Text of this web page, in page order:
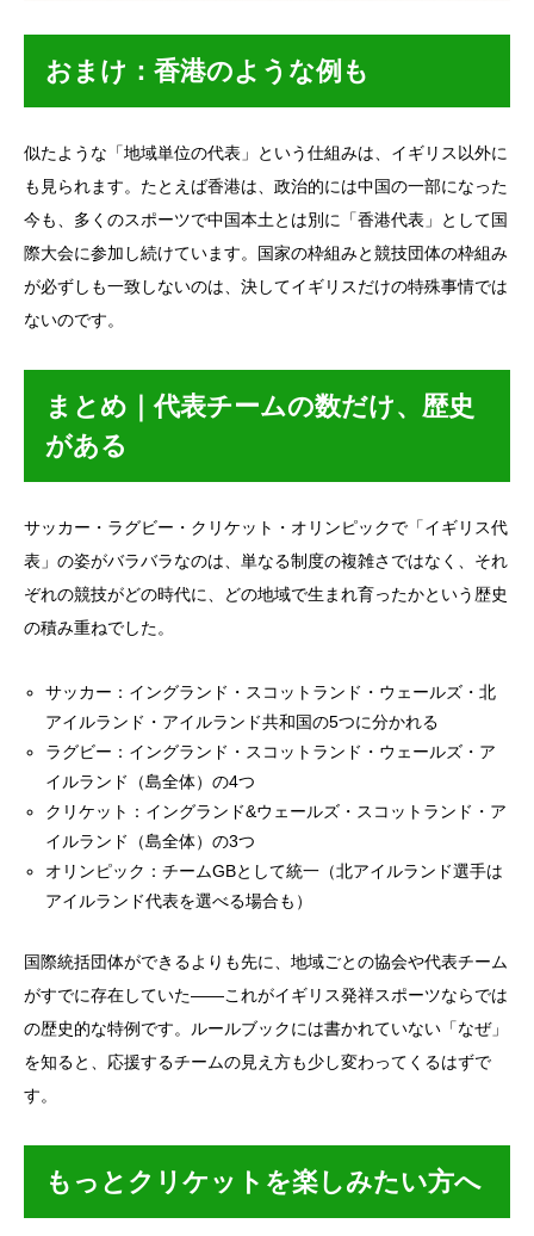
おまけ：香港のような例も
似たような「地域単位の代表」という仕組みは、イギリス以外に
も見られます。たとえば香港は、政治的には中国の一部になった
今も、多くのスポーツで中国本土とは別に「香港代表」として国
際大会に参加し続けています。国家の枠組みと競技団体の枠組み
が必ずしも一致しないのは、決してイギリスだけの特殊事情では
ないのです。
まとめ｜代表チームの数だけ、歴史
がある
サッカー・ラグビー・クリケット・オリンピックで「イギリス代
表」の姿がバラバラなのは、単なる制度の複雑さではなく、それ
ぞれの競技がどの時代に、どの地域で生まれ育ったかという歴史
の積み重ねでした。
サッカー：イングランド・スコットランド・ウェールズ・北
アイルランド・アイルランド共和国の5つに分かれる
ラグビー：イングランド・スコットランド・ウェールズ・ア
イルランド（島全体）の4つ
クリケット：イングランド&ウェールズ・スコットランド・ア
イルランド（島全体）の3つ
オリンピック：チームGBとして統一（北アイルランド選手は
アイルランド代表を選べる場合も）
国際統括団体ができるよりも先に、地域ごとの協会や代表チーム
がすでに存在していた——これがイギリス発祥スポーツならでは
の歴史的な特例です。ルールブックには書かれていない「なぜ」
を知ると、応援するチームの見え方も少し変わってくるはずで
す。
もっとクリケットを楽しみたい方へ